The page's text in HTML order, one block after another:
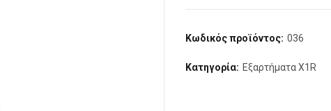
Κωδικός προϊόντος: 036
Κατηγορία: Εξαρτήματα X1R